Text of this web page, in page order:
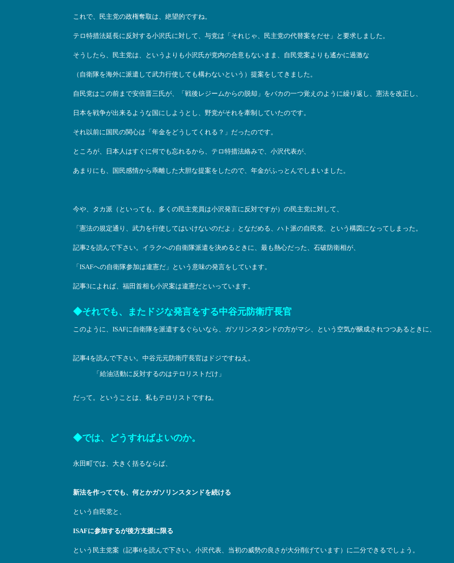
これで、民主党の政権奪取は、絶望的ですね。
テロ特措法延長に反対する小沢氏に対して、与党は「それじゃ、民主党の代替案をだせ」と要求しました。
そうしたら、民主党は、というよりも小沢氏が党内の合意もないまま、自民党案よりも遙かに過激な
（自衛隊を海外に派遣して武力行使しても構わないという）提案をしてきました。
自民党はこの前まで安倍晋三氏が、「戦後レジームからの脱却」をバカの一つ覚えのように繰り返し、憲法を改正し、
日本を戦争が出来るような国にしようとし、野党がそれを牽制していたのです。
それ以前に国民の関心は「年金をどうしてくれる？」だったのです。
ところが、日本人はすぐに何でも忘れるから、テロ特措法絡みで、小沢代表が、
あまりにも、国民感情から乖離した大胆な提案をしたので、年金がふっとんでしまいました。
今や、タカ派（といっても、多くの民主党員は小沢発言に反対ですが）の民主党に対して、
「憲法の規定通り、武力を行使してはいけないのだよ」となだめる、ハト派の自民党、という構図になってしまった。
記事2を読んで下さい。イラクへの自衛隊派遣を決めるときに、最も熱心だった、石破防衛相が、
「ISAFへの自衛隊参加は違憲だ」という意味の発言をしています。
記事3によれば、福田首相も小沢案は違憲だといっています。
◆それでも、またドジな発言をする中谷元防衛庁長官
このように、ISAFに自衛隊を派遣するぐらいなら、ガソリンスタンドの方がマシ、という空気が醸成されつつあるときに、
記事4を読んで下さい。中谷元元防衛庁長官はドジですねえ。
「給油活動に反対するのはテロリストだけ」
だって。ということは、私もテロリストですね。
◆では、どうすればよいのか。
永田町では、大きく括るならば、
新法を作ってでも、何とかガソリンスタンドを続ける
という自民党と、
ISAFに参加するが後方支援に限る
という民主党案（記事6を読んで下さい。小沢代表、当初の威勢の良さが大分削げています）に二分できるでしょう。